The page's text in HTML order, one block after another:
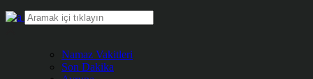
Namaz Vakitleri
Son Dakika